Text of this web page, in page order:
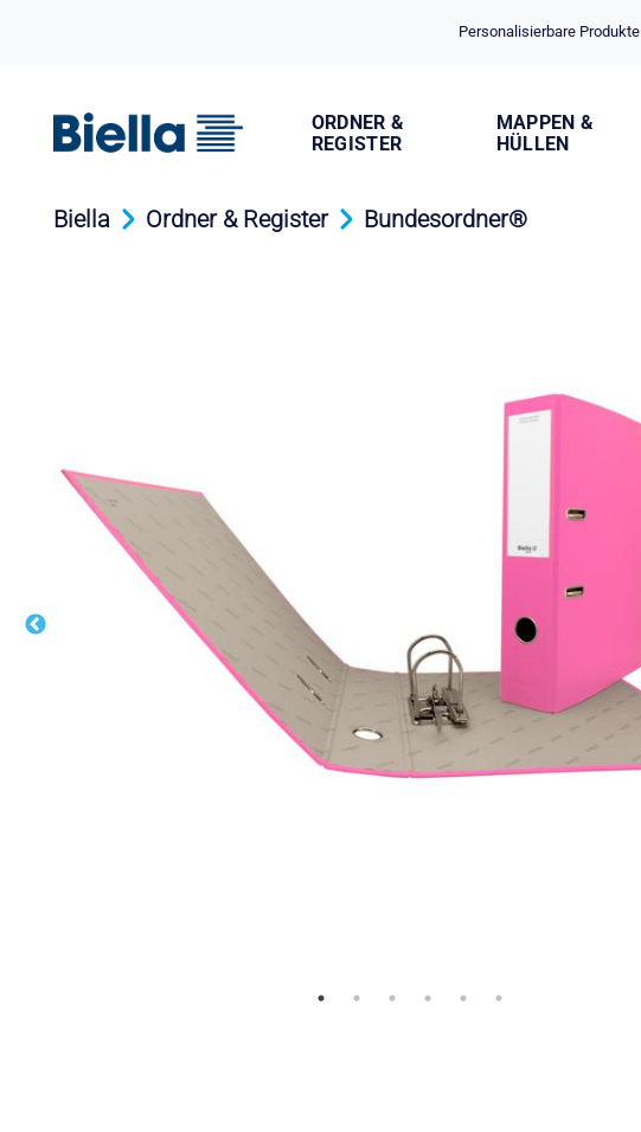
Personalisierbare Produkte
ORDNER &
REGISTER
MAPPEN &
HÜLLEN
Biella Ordner & Register Bundesordner®